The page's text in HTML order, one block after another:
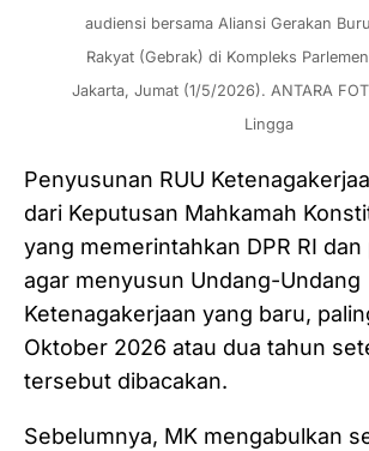
audiensi bersama Aliansi Gerakan
Rakyat (Gebrak) di Kompleks
Jakarta, Jumat (1/5/2026). ANTARA
Lingga
Penyusunan RUU
dari Keputusan Mahkamah
yang memerintahkan DPR RI
agar menyusun Undang-Undang
Ketenagakerjaan yang baru,
Oktober 2026 atau dua tahun
tersebut dibacakan.
Sebelumnya, MK mengabulkan